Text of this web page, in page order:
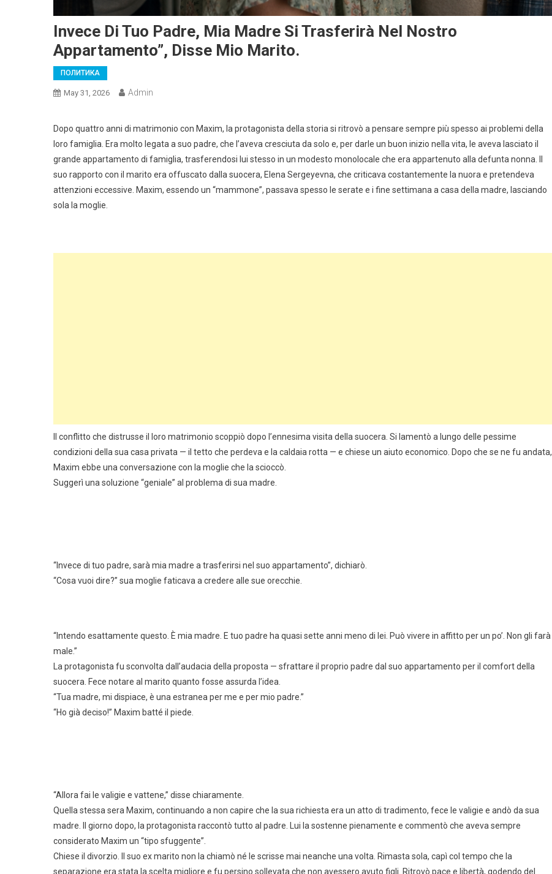
Invece Di Tuo Padre, Mia Madre Si Trasferirà Nel Nostro
Appartamento”, Disse Mio Marito.
ПОЛИТИКА
May 31, 2026 Admin
Dopo quattro anni di matrimonio con Maxim, la protagonista della storia si ritrovò a pensare sempre più spesso ai problemi della
loro famiglia. Era molto legata a suo padre, che l’aveva cresciuta da solo e, per darle un buon inizio nella vita, le aveva lasciato il
grande appartamento di famiglia, trasferendosi lui stesso in un modesto monolocale che era appartenuto alla defunta nonna. Il
suo rapporto con il marito era offuscato dalla suocera, Elena Sergeyevna, che criticava costantemente la nuora e pretendeva
attenzioni eccessive. Maxim, essendo un “mammone”, passava spesso le serate e i fine settimana a casa della madre, lasciando
sola la moglie.
Il conflitto che distrusse il loro matrimonio scoppiò dopo l’ennesima visita della suocera. Si lamentò a lungo delle pessime
condizioni della sua casa privata — il tetto che perdeva e la caldaia rotta — e chiese un aiuto economico. Dopo che se ne fu andata,
Maxim ebbe una conversazione con la moglie che la scioccò.
Suggerì una soluzione “geniale” al problema di sua madre.
“Invece di tuo padre, sarà mia madre a trasferirsi nel suo appartamento”, dichiarò.
“Cosa vuoi dire?” sua moglie faticava a credere alle sue orecchie.
“Intendo esattamente questo. È mia madre. E tuo padre ha quasi sette anni meno di lei. Può vivere in affitto per un po’. Non gli farà
male.”
La protagonista fu sconvolta dall’audacia della proposta — sfrattare il proprio padre dal suo appartamento per il comfort della
suocera. Fece notare al marito quanto fosse assurda l’idea.
“Tua madre, mi dispiace, è una estranea per me e per mio padre.”
“Ho già deciso!” Maxim batté il piede.
“Allora fai le valigie e vattene,” disse chiaramente.
Quella stessa sera Maxim, continuando a non capire che la sua richiesta era un atto di tradimento, fece le valigie e andò da sua
madre. Il giorno dopo, la protagonista raccontò tutto al padre. Lui la sostenne pienamente e commentò che aveva sempre
considerato Maxim un “tipo sfuggente”.
Chiese il divorzio. Il suo ex marito non la chiamò né le scrisse mai neanche una volta. Rimasta sola, capì col tempo che la
separazione era stata la scelta migliore e fu persino sollevata che non avessero avuto figli. Ritrovò pace e libertà, godendo del